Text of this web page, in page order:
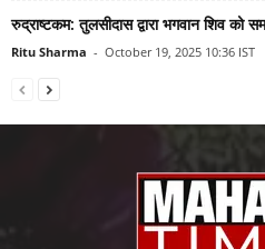
रुद्राष्टकम: तुलसीदास द्वारा भगवान शिव को
Ritu Sharma - October 19, 2025 10:36 IST